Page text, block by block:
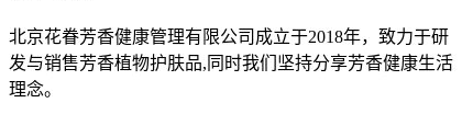
北京花眷芳香健康管理有限公司成立于2018年，致力于研
发与销售芳香植物护肤品,同时我们坚持分享芳香健康生活
理念。